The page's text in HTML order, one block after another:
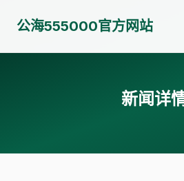
公海555000官方网站
新闻详